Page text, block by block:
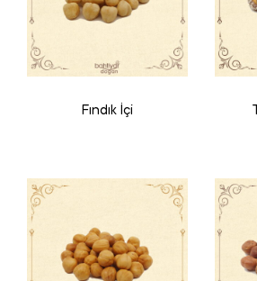
Fındık İçi